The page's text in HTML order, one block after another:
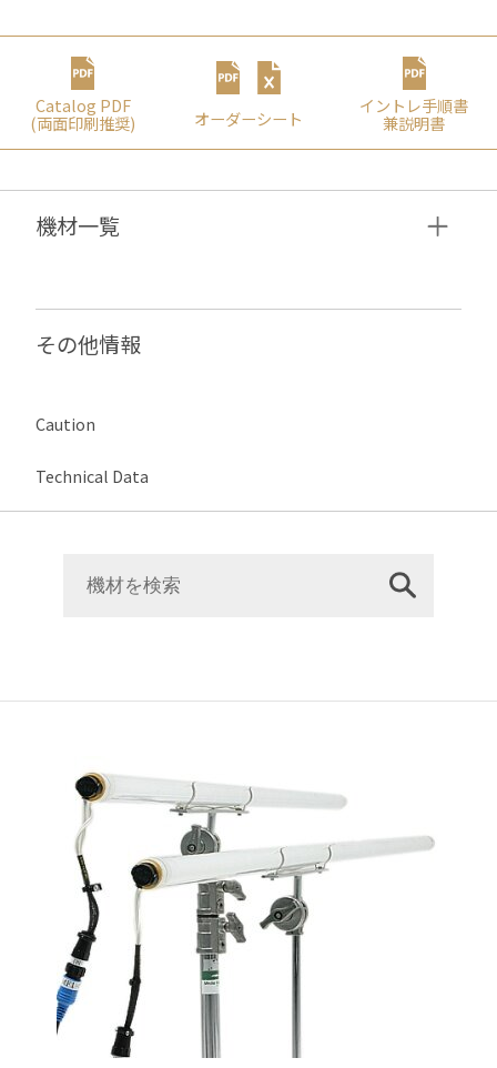
Catalog PDF
(両⾯印刷推奨) オーダーシート
イントレ⼿順書
兼説明書
機材⼀覧
その他情報
Caution
Technical Data